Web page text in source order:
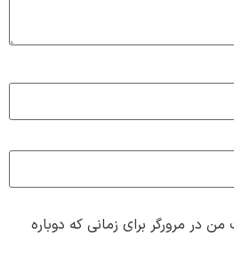
در مرورگر برای زمانی که دوباره